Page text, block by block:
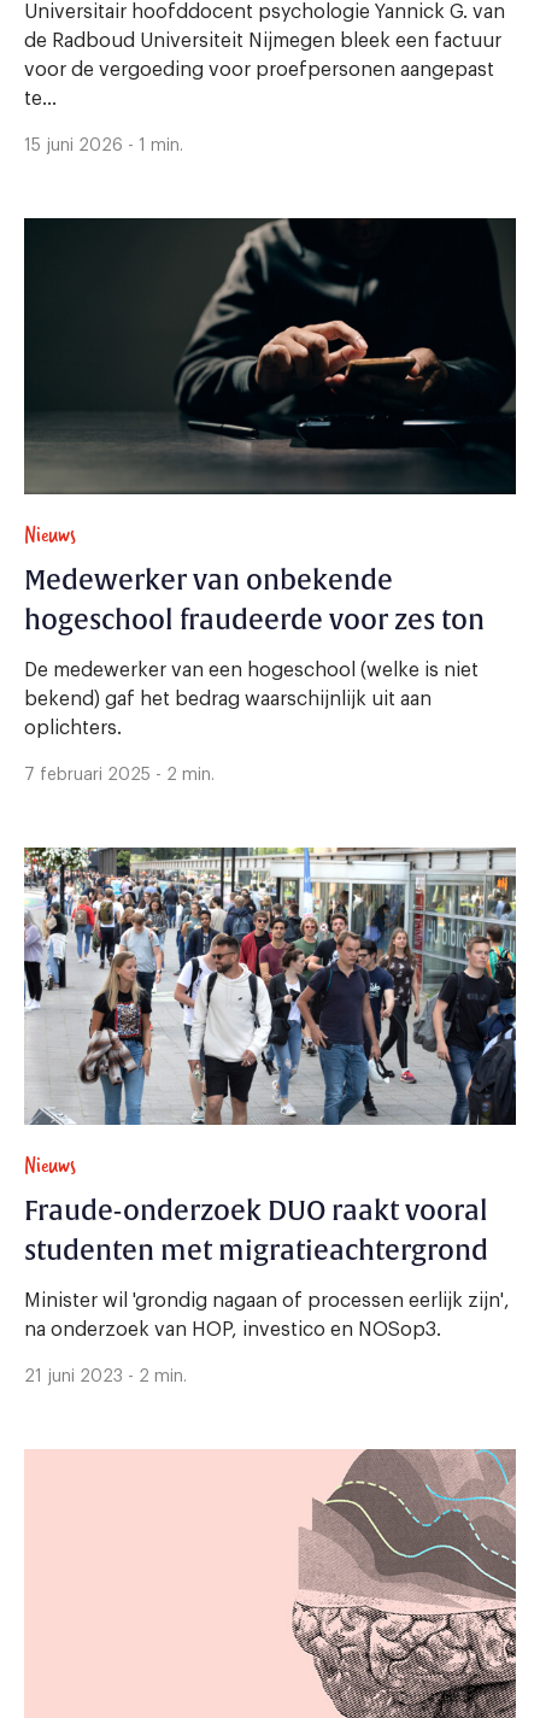
Universitair hoofddocent psychologie Yannick G. van
de Radboud Universiteit Nijmegen bleek een factuur
voor de vergoeding voor proefpersonen aangepast
te...
15 juni 2026 - 1 min.
Nieuws
Medewerker van onbekende
hogeschool fraudeerde voor zes ton
De medewerker van een hogeschool (welke is niet
bekend) gaf het bedrag waarschijnlijk uit aan
oplichters.
7 februari 2025 - 2 min.
Nieuws
Fraude-onderzoek DUO raakt vooral
studenten met migratieachtergrond
Minister wil 'grondig nagaan of processen eerlijk zijn',
na onderzoek van HOP, investico en NOSop3.
21 juni 2023 - 2 min.